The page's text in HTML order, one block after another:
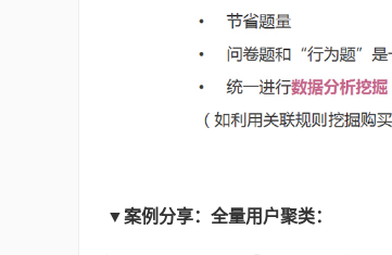
▼案例分享：全量用户聚类：